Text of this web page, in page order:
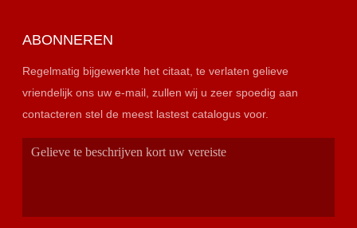
ABONNEREN
Regelmatig bijgewerkte het citaat, te verlaten gelieve
vriendelijk ons uw e-mail, zullen wij u zeer spoedig aan
contacteren stel de meest lastest catalogus voor.